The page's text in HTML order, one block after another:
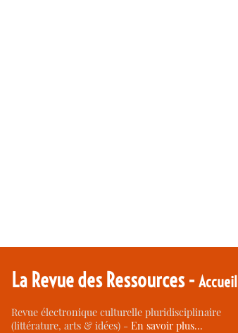
La Revue des Ressources -Accueil
Revue électronique culturelle pluridisciplinaire
(littérature, arts & idées) -En savoir plus…